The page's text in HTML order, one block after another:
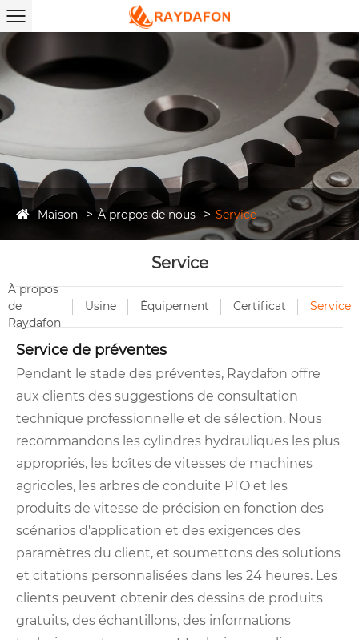
Maison À propos de nous Service
Service
À propos
de
Raydafon
Usine Équipement Certificat Service
Service de préventes
Pendant le stade des préventes, Raydafon offre
aux clients des suggestions de consultation
technique professionnelle et de sélection. Nous
recommandons les cylindres hydrauliques les plus
appropriés, les boîtes de vitesses de machines
agricoles, les arbres de conduite PTO et les
produits de vitesse de précision en fonction des
scénarios d'application et des exigences des
paramètres du client, et soumettons des solutions
et citations personnalisées dans les 24 heures. Les
clients peuvent obtenir des dessins de produits
gratuits, des échantillons, des informations